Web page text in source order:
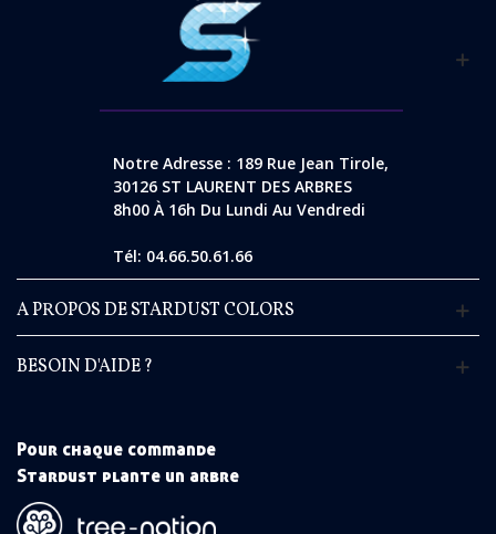
Notre Adresse : 189 Rue Jean Tirole,
30126 ST LAURENT DES ARBRES
8h00 À 16h Du Lundi Au Vendredi
Tél: 04.66.50.61.66
A PROPOS DE STARDUST COLORS
BESOIN D'AIDE ?
Pour chaque commande
Stardust plante un arbre